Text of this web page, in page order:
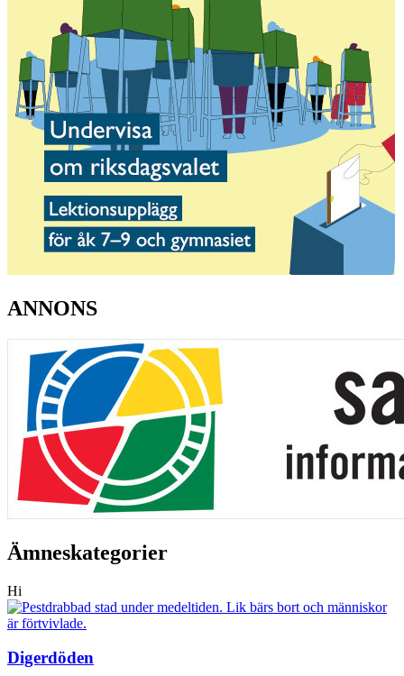
ANNONS
Ämneskategorier
Hi
Digerdöden